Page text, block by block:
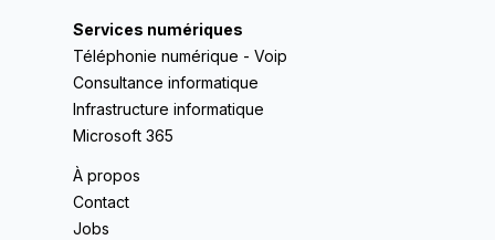
Services numériques
Téléphonie numérique - Voip
Consultance informatique
Infrastructure informatique
Microsoft 365
À propos
Contact
Jobs